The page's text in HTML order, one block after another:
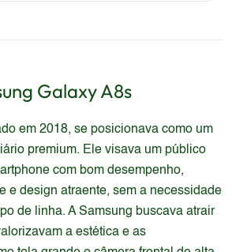
Galaxy A8s
em 2018, se posicionava como um
premium. Ele visava um público
com bom desempenho,
e design atraente, sem a necessidade
de linha. A Samsung buscava atrair
a estética e as